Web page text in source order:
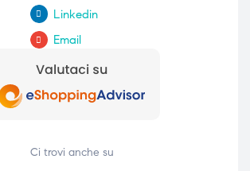
Linkedin
Email
Ci trovi anche su